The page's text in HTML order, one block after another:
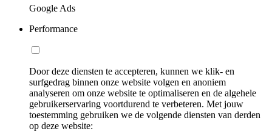
Google Ads
Performance
Door deze diensten te accepteren, kunnen we klik- en
surfgedrag binnen onze website volgen en anoniem
analyseren om onze website te optimaliseren en de algehele
gebruikerservaring voortdurend te verbeteren. Met jouw
toestemming gebruiken we de volgende diensten van derden
op deze website: